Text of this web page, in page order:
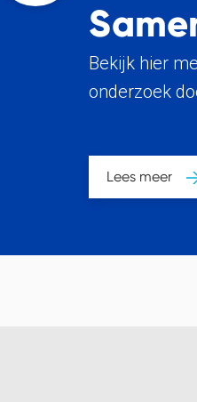
Bekijk hier
onderzoek
Lees meer